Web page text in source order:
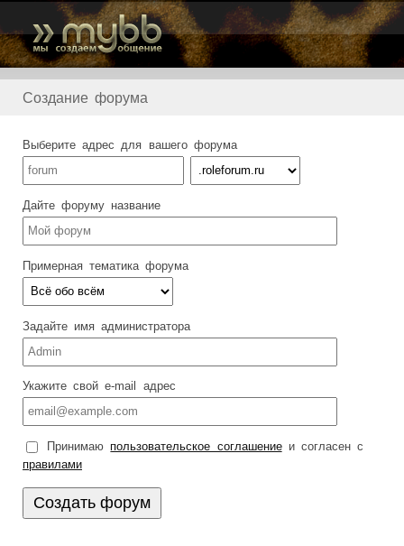
Создание форума
Выберите адрес для вашего форума
Дайте форуму название
Примерная тематика форума
Задайте имя администратора
Укажите свой e-mail адрес
Принимаю пользовательское соглашениеи согласен с
правилами